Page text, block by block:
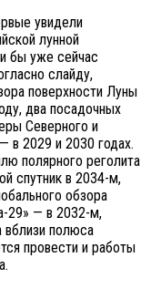
увидели
лунной
бы уже сейчас
слайду,
поверхности Луны
два посадочных
Северного и
2029 и 2030 годах.
полярного реголита
спутник в 2034-м,
обзора
29» — в 2032-м,
вблизи полюса
провести и работы